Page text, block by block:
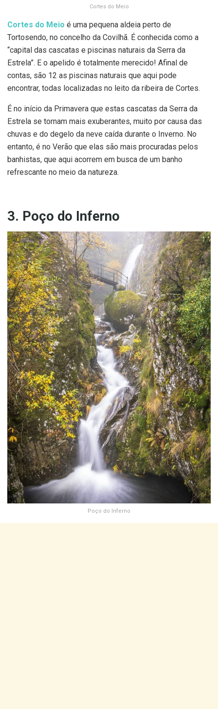
Cortes do Meio
Cortes do Meio é uma pequena aldeia perto de
Tortosendo, no concelho da Covilhã. É conhecida como a
“capital das cascatas e piscinas naturais da Serra da
Estrela”. E o apelido é totalmente merecido! Afinal de
contas, são 12 as piscinas naturais que aqui pode
encontrar, todas localizadas no leito da ribeira de Cortes.
É no início da Primavera que estas cascatas da Serra da
Estrela se tornam mais exuberantes, muito por causa das
chuvas e do degelo da neve caída durante o Inverno. No
entanto, é no Verão que elas são mais procuradas pelos
banhistas, que aqui acorrem em busca de um banho
refrescante no meio da natureza.
3. Poço do Inferno
Poço do Inferno